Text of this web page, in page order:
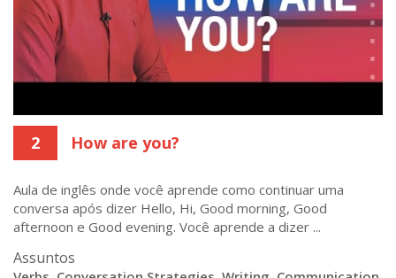
2 How are you?
Aula de inglês onde você aprende como continuar uma
conversa após dizer Hello, Hi, Good morning, Good
afternoon e Good evening. Você aprende a dizer ...
Assuntos